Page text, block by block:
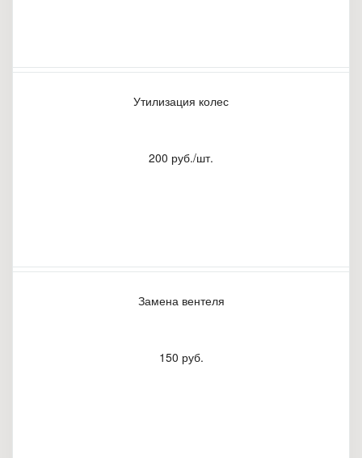
Утилизация колес
200 руб./шт.
Замена вентеля
150 руб.